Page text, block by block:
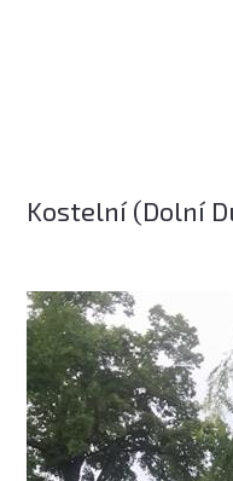
Kostelní (Dolní